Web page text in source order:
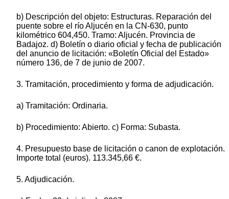
b) Descripción del objeto: Estructuras. Reparación del
puente sobre el río Aljucén en la CN-630, punto
kilométrico 604,450. Tramo: Aljucén. Provincia de
Badajoz. d) Boletín o diario oficial y fecha de publicación
del anuncio de licitación: «Boletín Oficial del Estado»
número 136, de 7 de junio de 2007.
3. Tramitación, procedimiento y forma de adjudicación.
a) Tramitación: Ordinaria.
b) Procedimiento: Abierto. c) Forma: Subasta.
4. Presupuesto base de licitación o canon de explotación.
Importe total (euros). 113.345,66 €.
5. Adjudicación.